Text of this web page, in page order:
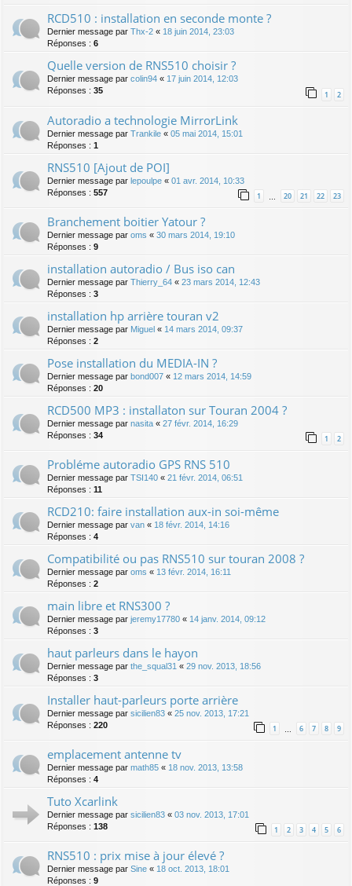
RCD510 : installation en seconde monte ?
Dernier message par Thx-2 « 18 juin 2014, 23:03
Réponses : 6
Quelle version de RNS510 choisir ?
Dernier message par colin94 « 17 juin 2014, 12:03
Réponses : 35 1 2
Autoradio a technologie MirrorLink
Dernier message par Trankile « 05 mai 2014, 15:01
Réponses : 1
RNS510 [Ajout de POI]
Dernier message par lepoulpe « 01 avr. 2014, 10:33
Réponses : 557 1 20 21 22 23
Branchement boitier Yatour ?
Dernier message par oms « 30 mars 2014, 19:10
Réponses : 9
installation autoradio / Bus iso can
Dernier message par Thierry_64 « 23 mars 2014, 12:43
Réponses : 3
installation hp arrière touran v2
Dernier message par Miguel « 14 mars 2014, 09:37
Réponses : 2
Pose installation du MEDIA-IN ?
Dernier message par bond007 « 12 mars 2014, 14:59
Réponses : 20
RCD500 MP3 : installaton sur Touran 2004 ?
Dernier message par nasita « 27 févr. 2014, 16:29
Réponses : 34 1 2
Probléme autoradio GPS RNS 510
Dernier message par TSI140 « 21 févr. 2014, 06:51
Réponses : 11
RCD210: faire installation aux-in soi-même
Dernier message par van « 18 févr. 2014, 14:16
Réponses : 4
Compatibilité ou pas RNS510 sur touran 2008 ?
Dernier message par oms « 13 févr. 2014, 16:11
Réponses : 2
main libre et RNS300 ?
Dernier message par jeremy17780 « 14 janv. 2014, 09:12
Réponses : 3
haut parleurs dans le hayon
Dernier message par the_squal31 « 29 nov. 2013, 18:56
Réponses : 3
Installer haut-parleurs porte arrière
Dernier message par sicilien83 « 25 nov. 2013, 17:21
Réponses : 220 1 6 7 8 9
emplacement antenne tv
Dernier message par math85 « 18 nov. 2013, 13:58
Réponses : 4
Tuto Xcarlink
Dernier message par sicilien83 « 03 nov. 2013, 17:01
Réponses : 138 1 2 3 4 5 6
RNS510 : prix mise à jour élevé ?
Dernier message par Sine « 18 oct. 2013, 18:01
Réponses : 9